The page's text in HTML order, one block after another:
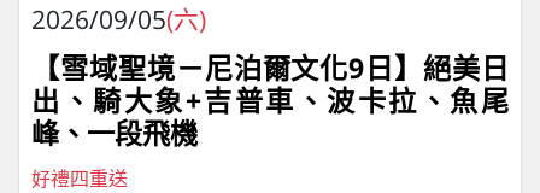
2026/09/05(六)
【雪域聖境－尼泊爾文化9日】絕美日
出、騎大象+吉普車、波卡拉、魚尾
峰、一段飛機
好禮四重送